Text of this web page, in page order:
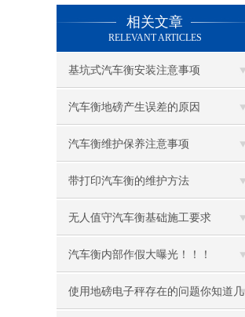
相关文章
RELEVANT ARTICLES
基坑式汽车衡安装注意事项
汽车衡地磅产生误差的原因
汽车衡维护保养注意事项
带打印汽车衡的维护方法
无人值守汽车衡基础施工要求
汽车衡内部作假大曝光！！！
使用地磅电子秤存在的问题你知道几